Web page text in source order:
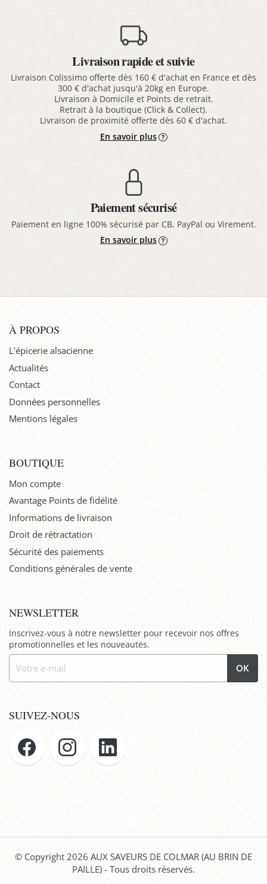
Livraison rapide et suivie
Livraison Colissimo offerte dès 160 € d'achat en France et dès
300 € d'achat jusqu'à 20kg en Europe.
Livraison à Domicile et Points de retrait.
Retrait à la boutique (Click & Collect).
Livraison de proximité offerte dès 60 € d'achat.
En savoir plus
Paiement sécurisé
Paiement en ligne 100% sécurisé par CB, PayPal ou Virement.
En savoir plus
À PROPOS
L'épicerie alsacienne
Actualités
Contact
Données personnelles
Mentions légales
BOUTIQUE
Mon compte
Avantage Points de fidélité
Informations de livraison
Droit de rétractation
Sécurité des paiements
Conditions générales de vente
NEWSLETTER
Inscrivez-vous à notre newsletter pour recevoir nos offres
promotionnelles et les nouveautés.
OK
SUIVEZ-NOUS
© Copyright 2026 AUX SAVEURS DE COLMAR (AU BRIN DE
PAILLE) - Tous droits réservés.